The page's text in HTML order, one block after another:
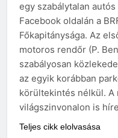
egy szabálytalan
Facebook oldalán a
Főkapitánysága. Az
motoros rendőr (P.
szabályosan
az egyik korábban
körültekintés nélkül.
világszinvonalon is
Teljes cikk elolvasása